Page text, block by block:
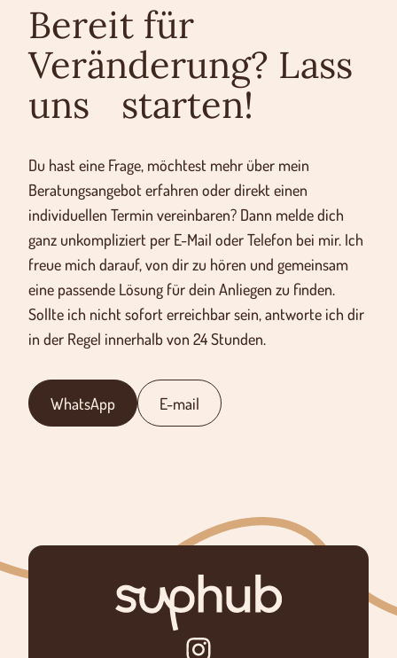
Bereit für
Veränderung? Lass
uns starten!
Du hast eine Frage, möchtest mehr über mein
Beratungsangebot erfahren oder direkt einen
individuellen Termin vereinbaren? Dann melde dich
ganz unkompliziert per E-Mail oder Telefon bei mir. Ich
freue mich darauf, von dir zu hören und gemeinsam
eine passende Lösung für dein Anliegen zu finden.
Sollte ich nicht sofort erreichbar sein, antworte ich dir
in der Regel innerhalb von 24 Stunden.
WhatsApp E-mail